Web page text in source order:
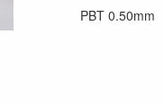
PBT 0.50mm